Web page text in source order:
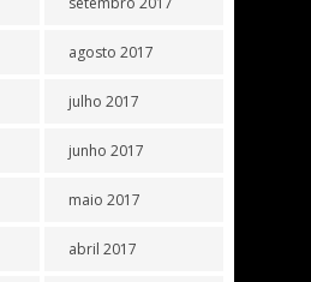
agosto 2017
julho 2017
junho 2017
maio 2017
abril 2017